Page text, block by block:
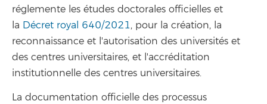
réglemente les études doctorales officielles et
la Décret royal 640/2021, pour la création, la
reconnaissance et l'autorisation des universités et
des centres universitaires, et l'accréditation
institutionnelle des centres universitaires.
La documentation officielle des processus